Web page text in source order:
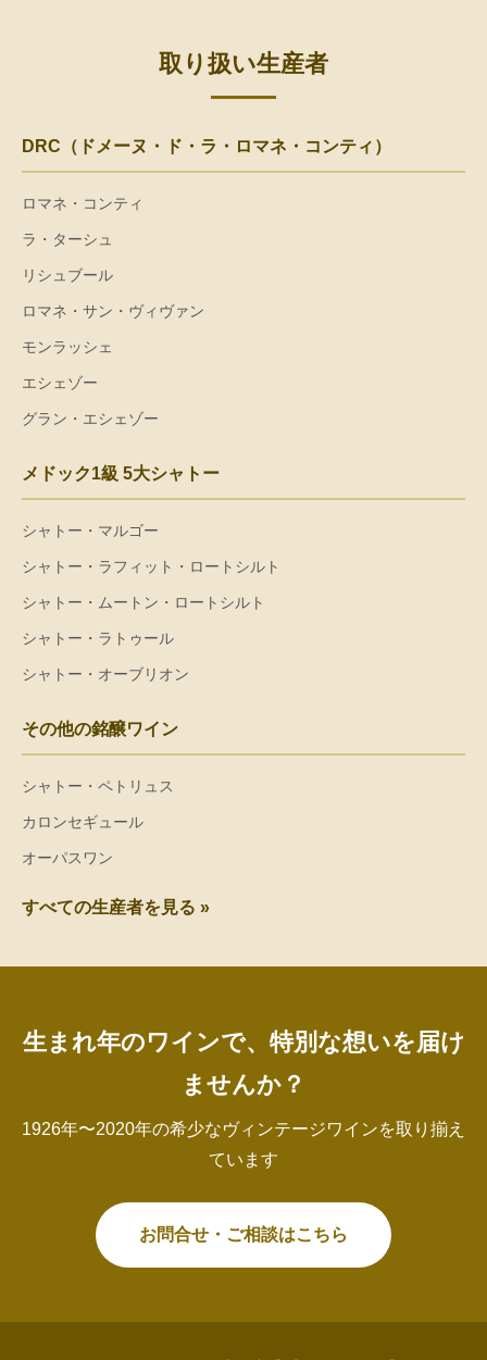
取り扱い生産者
DRC（ドメーヌ・ド・ラ・ロマネ・コンティ）
ロマネ・コンティ
ラ・ターシュ
リシュブール
ロマネ・サン・ヴィヴァン
モンラッシェ
エシェゾー
グラン・エシェゾー
メドック1級 5大シャトー
シャトー・マルゴー
シャトー・ラフィット・ロートシルト
シャトー・ムートン・ロートシルト
シャトー・ラトゥール
シャトー・オーブリオン
その他の銘醸ワイン
シャトー・ペトリュス
カロンセギュール
オーパスワン
すべての生産者を見る »
生まれ年のワインで、特別な想いを届け
ませんか？
1926年〜2020年の希少なヴィンテージワインを取り揃え
ています
お問合せ・ご相談はこちら